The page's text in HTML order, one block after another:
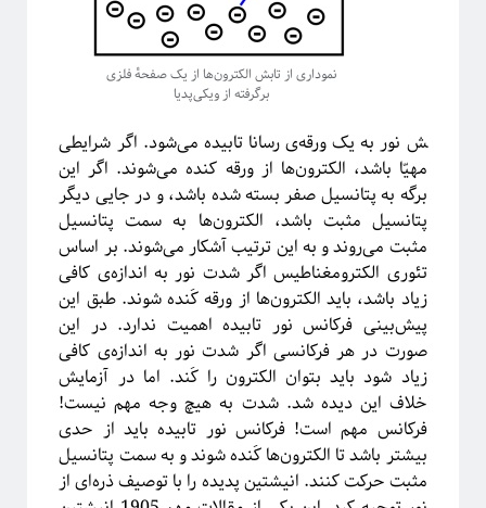
بازبهنجارش برآمدگی
تحصیلات تکمیلی ترویج علم
دکتری روایتگری در علم
سیستم‌های پیچیده
شبکه‌های پیچیده ظهور
ظهوریافتگی
علم
علم شبکه فاینمن فرکتال
فیزیک فیزیک آماری
ماشین لرنینگ
مقیاس
مکانیک آماری مکانیک کوانتومی
نجوم نسبیت نسبیت عام نیوتون
همه‌گیری پایتون پدیدارگی
پدیده‌های بحرانی پیچیدگی کرونا
کهکشان کوانتوم کیهان شناسی گالیله
نموداری از تابش الکترون‌ها از یک صفحهٔ فلزی
برگرفته از ویکی‌پدیا
ش نور به یک ورقه‌ی رسانا تابیده می‌شود. اگر شرایطی
مهیّا باشد، الکترون‌ها از ورقه کنده می‌شوند. اگر این
برگه به پتانسیل صفر بسته شده باشد، و در جایی دیگر
پتانسیل مثبت باشد، الکترون‌ها به سمت پتانسیل
مثبت می‌روند و به این ترتیب آشکار می‌شوند. بر اساس
تئوری الکترومغناطیس اگر شدت نور به اندازه‌ی کافی
زیاد باشد، باید الکترون‌ها از ورقه کَنده شوند. طبق این
پیش‌بینی فرکانس نور تابیده اهمیت ندارد. در این
صورت در هر فرکانسی اگر شدت نور به اندازه‌ی کافی
زیاد شود باید بتوان الکترون را کَند. اما در آزمایش
خلاف این دیده شد. شدت به هیچ وجه مهم نیست!
فرکانس مهم است! فرکانس نور تابیده باید از حدی
بیشتر باشد تا الکترون‌ها کَنده شوند و به سمت پتانسیل
مثبت حرکت کنند. انیشتین پدیده را با توصیف ذره‌ای از